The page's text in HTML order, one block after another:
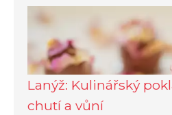
Lanýž: Kulinářský
chutí a vůní